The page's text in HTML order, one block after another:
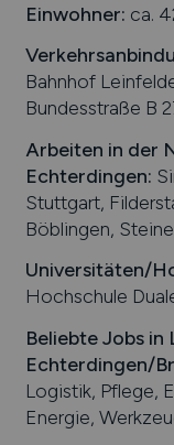
Einwohner: ca.
Bahnhof
Bundesstraße B
Arbeiten in der
Echterdingen:
Stuttgart,
Böblingen,
Universitäten/
Hochschule
Beliebte Jobs in
Echterdingen/
Logistik, Pflege,
Energie,